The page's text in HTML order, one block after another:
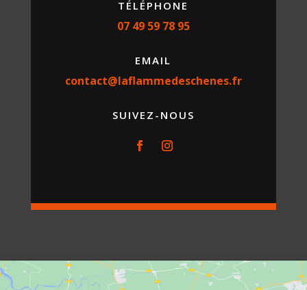
TÉLÉPHONE
07 49 59 78 95
EMAIL
contact@laflammedeschenes.fr
SUIVEZ-NOUS